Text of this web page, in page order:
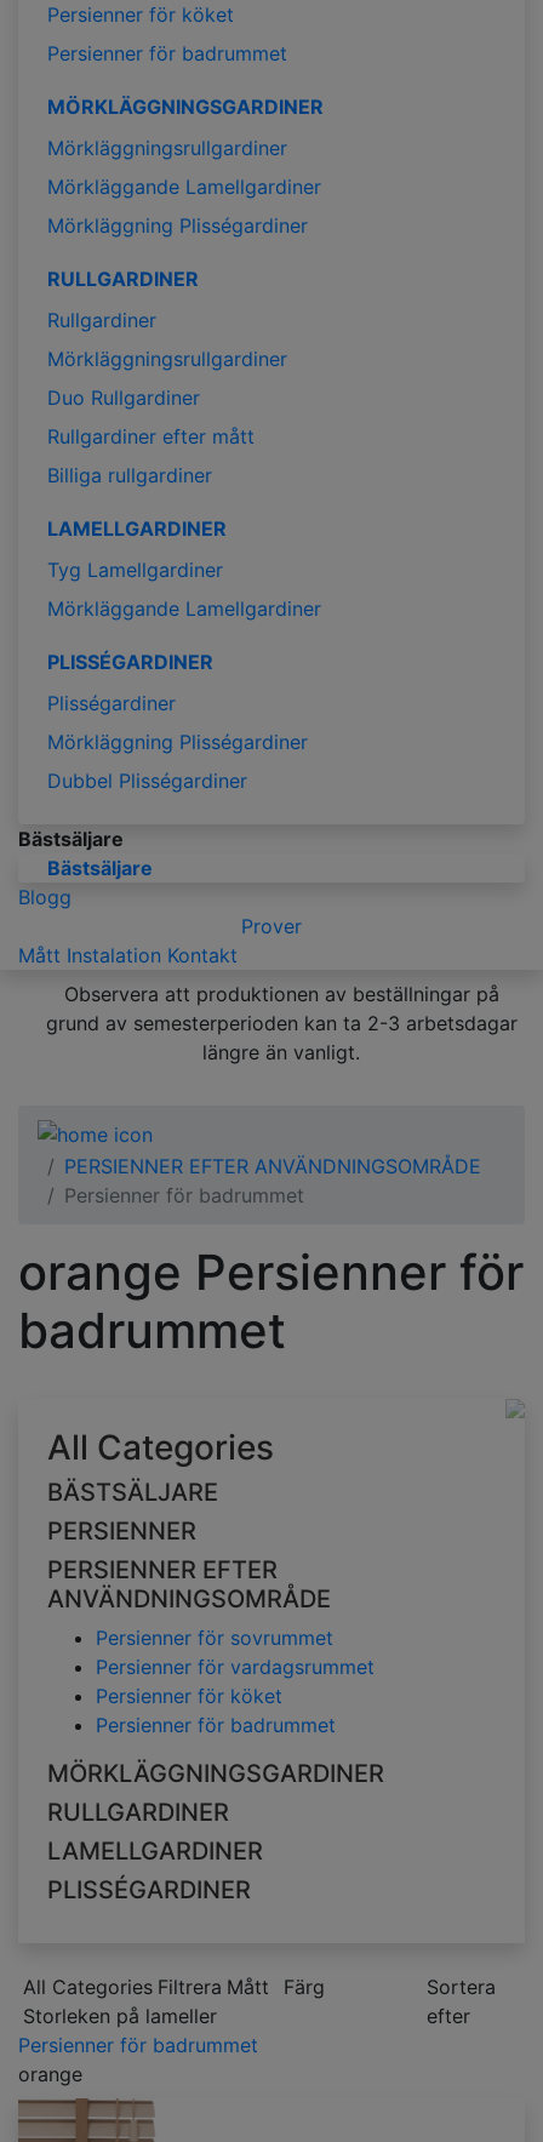
Persienner för köket
Persienner för badrummet
MÖRKLÄGGNINGSGARDINER
Mörkläggningsrullgardiner
Mörkläggande Lamellgardiner
Mörkläggning Plisségardiner
RULLGARDINER
Rullgardiner
Mörkläggningsrullgardiner
Duo Rullgardiner
Rullgardiner efter mått
Billiga rullgardiner
LAMELLGARDINER
Tyg Lamellgardiner
Mörkläggande Lamellgardiner
PLISSÉGARDINER
Plisségardiner
Mörkläggning Plisségardiner
Dubbel Plisségardiner
Bästsäljare
Bästsäljare
Blogg
Prover
Mått Instalation Kontakt
Observera att produktionen av beställningar på
grund av semesterperioden kan ta 2-3 arbetsdagar
längre än vanligt.
PERSIENNER EFTER ANVÄNDNINGSOMRÅDE
Persienner för badrummet
orange Persienner för
badrummet
All Categories
BÄSTSÄLJARE
PERSIENNER
PERSIENNER EFTER
ANVÄNDNINGSOMRÅDE
Persienner för sovrummet
Persienner för vardagsrummet
Persienner för köket
Persienner för badrummet
MÖRKLÄGGNINGSGARDINER
RULLGARDINER
LAMELLGARDINER
PLISSÉGARDINER
All Categories Filtrera Mått
Färg
Storleken på lameller
Sortera
efter
Persienner för badrummet
orange